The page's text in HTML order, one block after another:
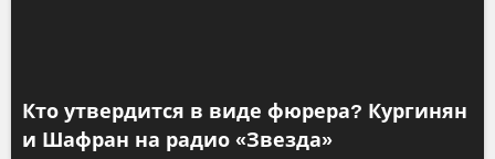
Кто утвердится в виде фюрера? Кургинян
и Шафран на радио «Звезда»